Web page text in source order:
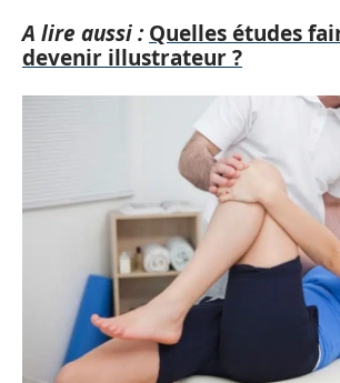
A lire aussi : Quelles études
devenir illustrateur ?